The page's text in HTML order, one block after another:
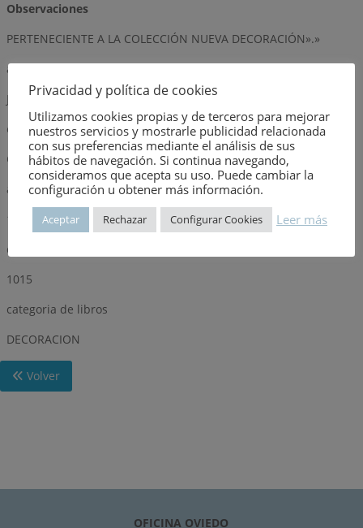
Observaciones
PERTENECIENTE A LA COLECCIÓN NUEVA DECORACIÓN».»
autor
JUAN A. BLANCH
editorial
CEAC
año
1973
dimensión
1015
categoria de libros
DECORACION
Volver
OFICINA OVIEDO
Privacidad y política de cookies
Utilizamos cookies propias y de terceros para mejorar
nuestros servicios y mostrarle publicidad relacionada
con sus preferencias mediante el análisis de sus
hábitos de navegación. Si continua navegando,
consideramos que acepta su uso. Puede cambiar la
configuración u obtener más información.
Aceptar Rechazar Configurar Cookies Leer más